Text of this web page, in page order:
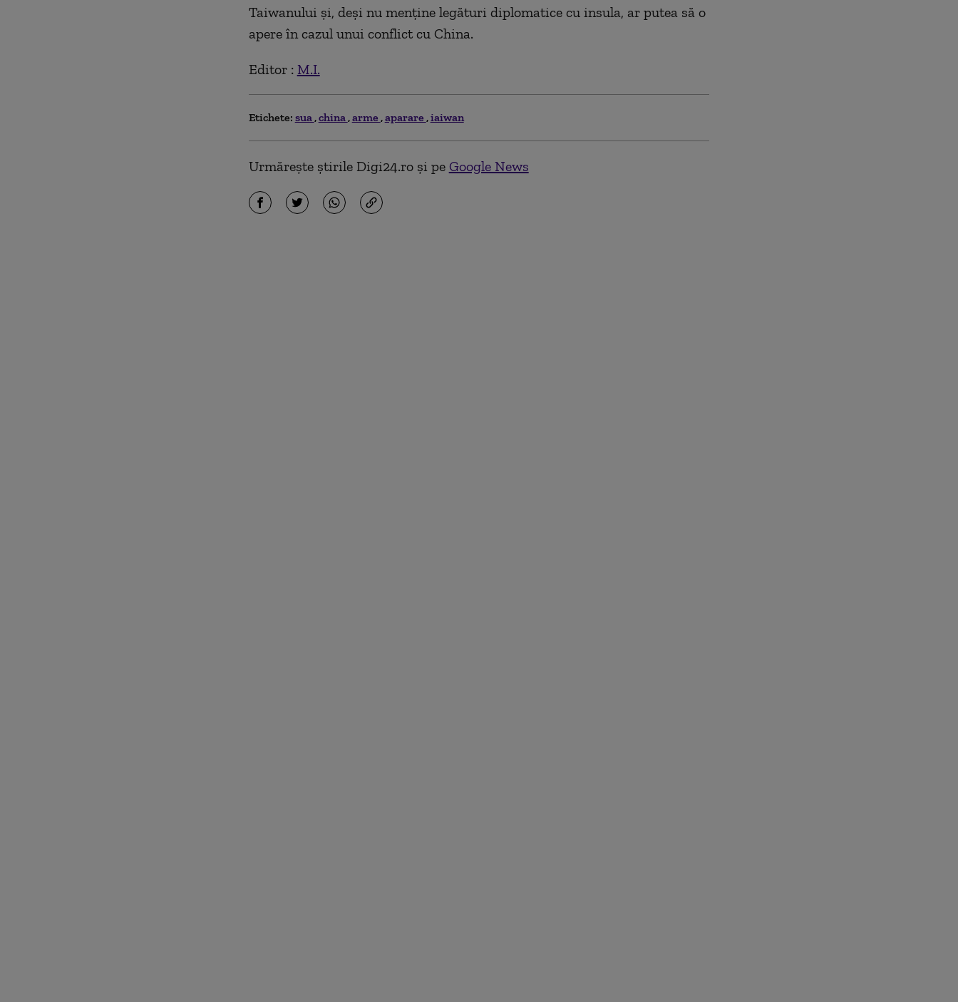
Taiwanului şi, deşi nu menţine legături diplomatice cu insula, ar putea să o
apere în cazul unui conflict cu China.
Editor : M.I.
Etichete: sua china arme aparare iaiwan
Urmărește știrile Digi24.ro și pe Google News